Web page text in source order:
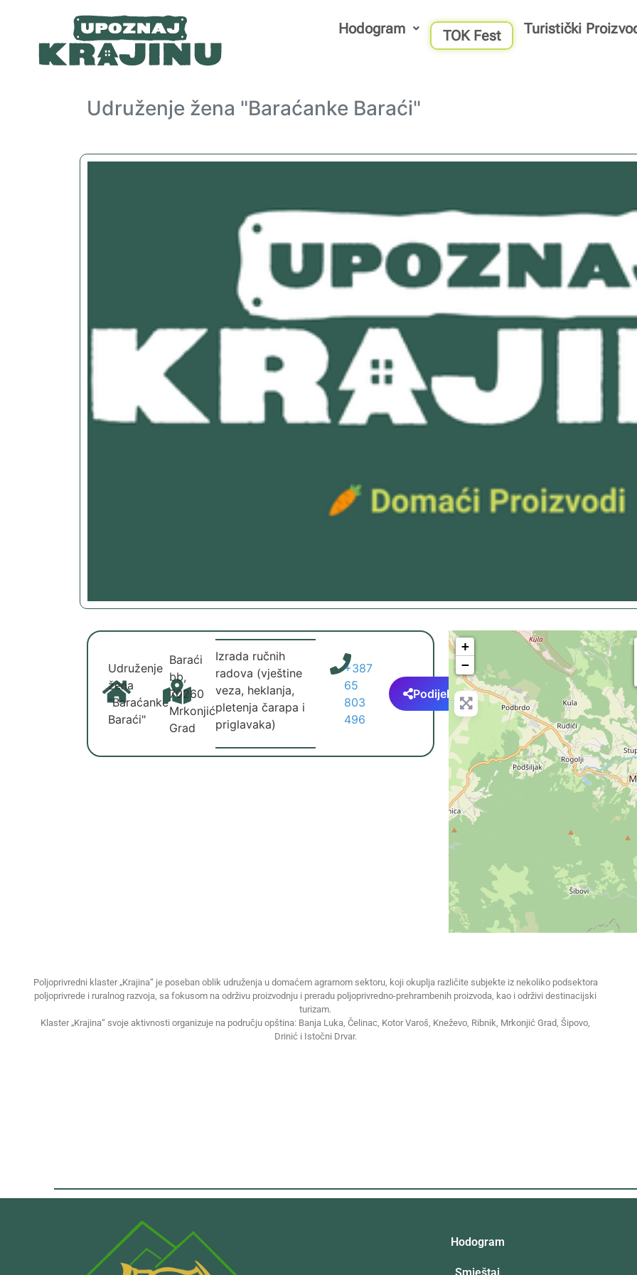
Hodogram TOK Fest Turistički
Udruženje žena "Baraćanke Baraći"
Previous
Udruženje
žena
"Baraćanke
Baraći"
Baraći
bb,
70260
Mrkonjić
Grad
Izrada ručnih
radova (vještine
veza, heklanja,
pletenja čarapa i
priglavaka)
Podijeli
+387
65
803
496
+
−
Poljoprivredni klaster „Krajina“ je poseban oblik udruženja u domaćem agrarnom sektoru, koji okuplja različite subjekte iz nekoliko podsektora
poljoprivrede i ruralnog razvoja, sa fokusom na održivu proizvodnju i preradu poljoprivredno-prehrambenih proizvoda, kao i održivi destinacijski
turizam.
Klaster „Krajina“ svoje aktivnosti organizuje na području opština: Banja Luka, Čelinac, Kotor Varoš, Kneževo, Ribnik, Mrkonjić Grad, Šipovo,
Drinić i Istočni Drvar.
Hodogram